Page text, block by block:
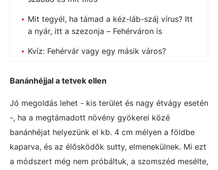
Mit tegyél, ha támad a kéz-láb-száj vírus? Itt
a nyár, itt a szezonja – Fehérváron is
Kvíz: Fehérvár vagy egy másik város?
Banánhéjjal a tetvek ellen
Jó megoldás lehet - kis terület és nagy étvágy esetén
-, ha a megtámadott növény gyökerei közé
banánhéjat helyezünk el kb. 4 cm mélyen a földbe
kaparva, és az élősködők sutty, elmenekülnek. Mi ezt
a módszert még nem próbáltuk, a szomszéd mesélte,